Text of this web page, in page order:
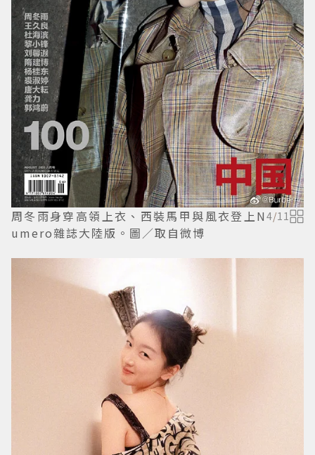
周冬雨身穿高領上衣、西裝馬甲與風衣登上N
umero雜誌大陸版。圖／取自微博
4/11